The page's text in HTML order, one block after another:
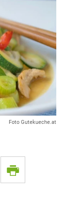
Foto Gutekueche.at